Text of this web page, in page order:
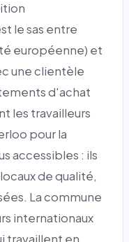
le sas entre
européenne) et
une clientèle
d'achat
les travailleurs
pour la
accessibles : ils
de qualité,
La commune
internationaux